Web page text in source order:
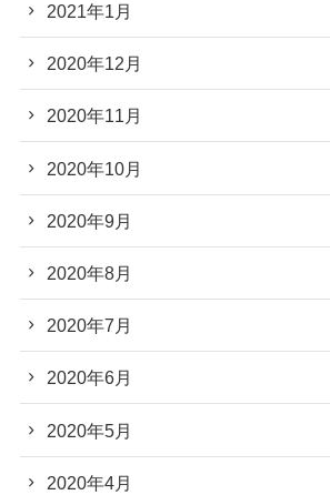
2021年1月
2020年12月
2020年11月
2020年10月
2020年9月
2020年8月
2020年7月
2020年6月
2020年5月
2020年4月